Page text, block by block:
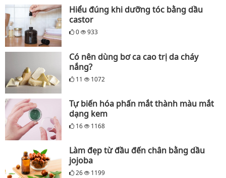
Hiểu đúng khi dưỡng tóc bằng dầu
castor
0 933
Có nên dùng bơ ca cao trị da cháy
nắng?
11 1072
Tự biến hóa phấn mắt thành màu mắt
dạng kem
16 1168
Làm đẹp từ đầu đến chân bằng dầu
jojoba
26 1199